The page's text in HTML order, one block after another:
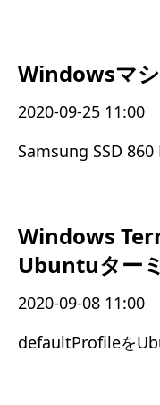
Windowsマ
2020-09-25 11:00
Samsung SSD 860
Windows
Ubuntuター
2020-09-08 11:00
defaultProfileを